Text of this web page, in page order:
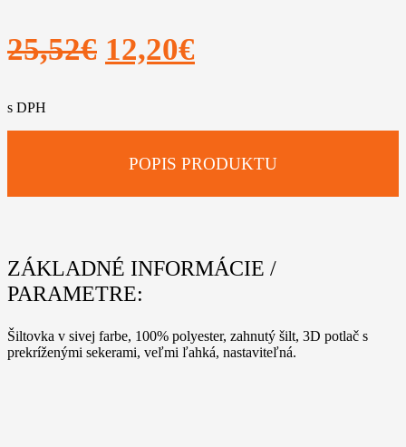
25,52€ Pôvodná
25,52€.
12,20€
12,20€.
s DPH
POPIS PRODUKTU
ZÁKLADNÉ INFORMÁCIE /
PARAMETRE:
Šiltovka v sivej farbe, 100% polyester, zahnutý šilt, 3D potlač s
prekríženými sekerami, veľmi ľahká, nastaviteľná.